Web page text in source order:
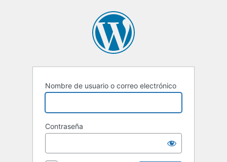
Nombre de usuario o correo electrónico
Contraseña